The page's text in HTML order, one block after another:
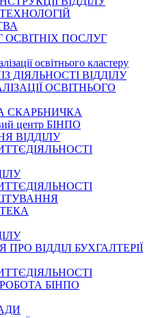
ПОСЛУГ
освітнього кластеру
ДІЯЛЬНОСТІ ВІДДІЛУ
ОСВІТНЬОГО
СКАРБНИЧКА
центр БІНПО
ВІДДІЛУ
ВІДДІЛ БУХГАЛТЕРІЇ
БІНПО